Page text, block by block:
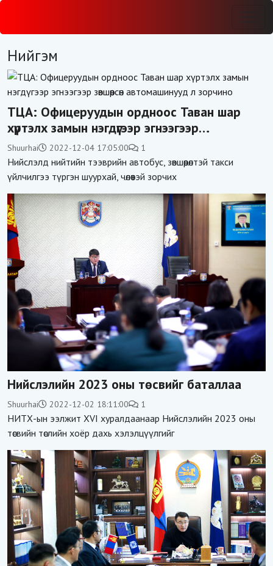
Нийгэм
ТЦА: Офицеруудын ордноос Таван шар
хүртэлх замын нэгдүгээр эгнээгээр
зөвшөөрсөн автомашинууд л зорчино
Shuurhai 2022-12-04 17:05:00 1
Нийслэлд нийтийн тээврийн автобус, зөвшөөрөлтэй такси
үйлчилгээ түргэн шуурхай, чөлөөтэй зорчих
Нийслэлийн 2023 оны төсвийг баталлаа
Shuurhai 2022-12-02 18:11:00 1
НИТХ-ын ээлжит XVI хуралдаанаар Нийслэлийн 2023 оны
төсвийн төслийн хоёр дахь хэлэлцүүлгийг